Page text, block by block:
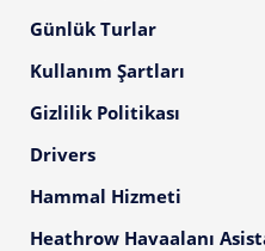
Günlük Turlar
Kullanım Şartları
Gizlilik Politikası
Drivers
Hammal Hizmeti
Heathrow Havaalanı